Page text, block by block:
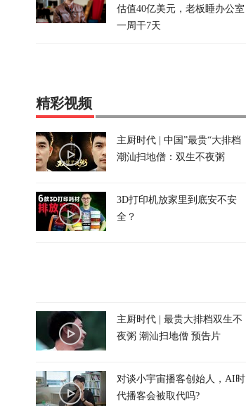
估值40亿美元，老板睡办公室
一周干7天
精彩视频
主厨时代 | 中国”最贵“大排档
潮汕扫地僧：双生不夜粥
3D打印机放家里到底安不安
全？
主厨时代 | 最贵大排档双生不
夜粥 潮汕扫地僧 预告片
对谈小宇宙播客创始人，AI时
代播客会被取代吗?